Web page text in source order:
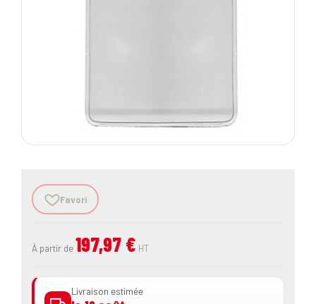
Favori
À partir de197,97 € HT
Livraison estimée